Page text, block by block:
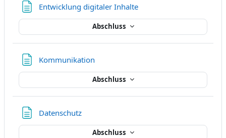
Entwicklung digitaler InhalteTextseite
Abschluss
Kommunikation
Abschluss
DatenschutzTextseite
Abschluss